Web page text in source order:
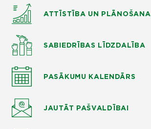
ATTĪSTĪBA UN PLĀNOŠANA
SABIEDRĪBAS LĪDZDALĪBA
PASĀKUMU KALENDĀRS
JAUTĀT PAŠVALDĪBAI